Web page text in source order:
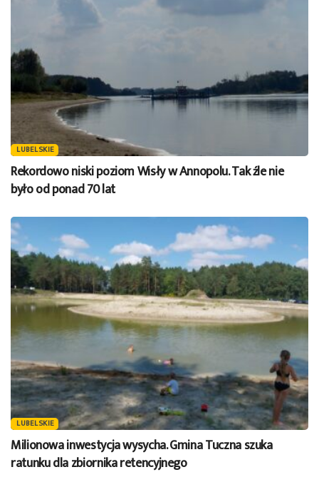
LUBELSKIE
Rekordowo niski poziom Wisły w Annopolu. Tak źle nie
było od ponad 70 lat
LUBELSKIE
Milionowa inwestycja wysycha. Gmina Tuczna szuka
ratunku dla zbiornika retencyjnego